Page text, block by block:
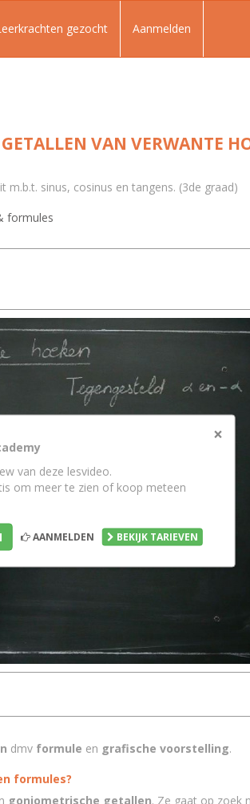
gezocht Aanmelden
VAN VERWANTE
sinus, cosinus en tangens. (3de graad)
formules
×
van deze lesvideo.
om meer te zien of koop meteen
AANMELDEN BEKIJK TARIEVEN
dmv formule en grafische voorstelling.
formules?
goniometrische getallen. Ze gaat op zoek